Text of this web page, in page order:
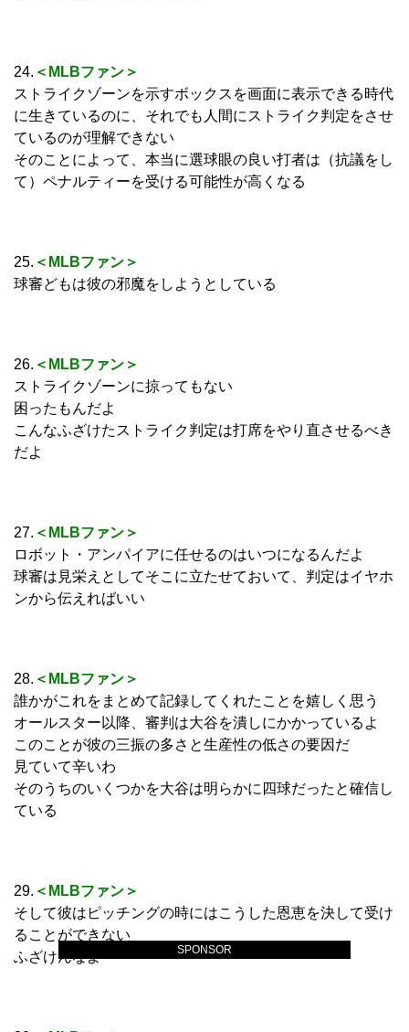
SPONSOR
24. ＜MLBファン＞
ストライクゾーンを示すボックスを画面に表示できる時代
に生きているのに、それでも人間にストライク判定をさせ
ているのが理解できない
そのことによって、本当に選球眼の良い打者は（抗議をし
て）ペナルティーを受ける可能性が高くなる
25. ＜MLBファン＞
球審どもは彼の邪魔をしようとしている
26. ＜MLBファン＞
ストライクゾーンに掠ってもない
困ったもんだよ
こんなふざけたストライク判定は打席をやり直させるべき
だよ
27. ＜MLBファン＞
ロボット・アンパイアに任せるのはいつになるんだよ
球審は見栄えとしてそこに立たせておいて、判定はイヤホ
ンから伝えればいい
28. ＜MLBファン＞
誰かがこれをまとめて記録してくれたことを嬉しく思う
オールスター以降、審判は大谷を潰しにかかっているよ
このことが彼の三振の多さと生産性の低さの要因だ
見ていて辛いわ
そのうちのいくつかを大谷は明らかに四球だったと確信し
ている
29. ＜MLBファン＞
そして彼はピッチングの時にはこうした恩恵を決して受け
ることができない
ふざけんなよ